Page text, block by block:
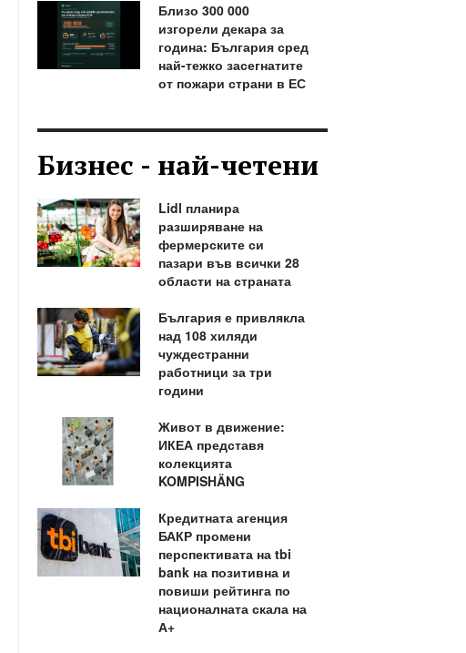
Близо 300 000
изгорели декара за
година: България сред
най-тежко засегнатите
от пожари страни в ЕС
Бизнес - най-четени
Lidl планира
разширяване на
фермерските си
пазари във всички 28
области на страната
България е привлякла
над 108 хиляди
чуждестранни
работници за три
години
Живот в движение:
ИКЕА представя
колекцията
KOMPISHÄNG
Кредитната агенция
БАКР промени
перспективата на tbi
bank на позитивна и
повиши рейтинга по
националната скала на
А+